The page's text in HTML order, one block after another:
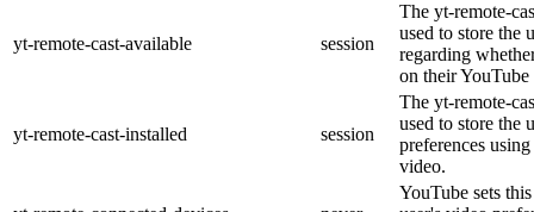
yt-remote-cast-available session
The yt-remote-
used to store the
regarding
on their
yt-remote-cast-installed session
The yt-remote-
used to store the
preferences
video.
YouTube sets